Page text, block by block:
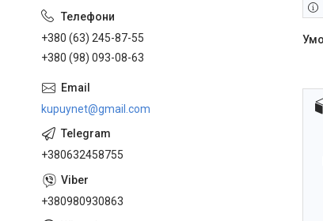
+380 (63) 245-87-55
+380 (98) 093-08-63
kupuynet@gmail.com
+380632458755
+380980930863